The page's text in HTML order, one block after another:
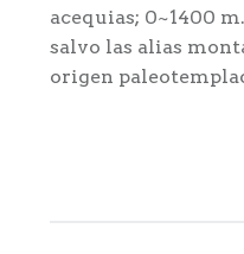
acequias; 0~1400
salvo las alias
origen